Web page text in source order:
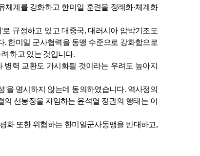
체계를 강화하고 한미일 훈련을 정례화·체계화
'로 규정하고 있고 대중국,대러시아 압박기조도
. 한미일 군사협력을 동맹 수준으로 강화함으로
하고 있는 것입니다.
력 교환도 가시화될 것이라는 우려도 높아지
'을 명시하지 않는데 동의하였습니다. 역사정의
의 선봉장을 자임하는 윤석열 정권의 행태는 이
화 또한 위협하는 한미일군사동맹을 반대하고,